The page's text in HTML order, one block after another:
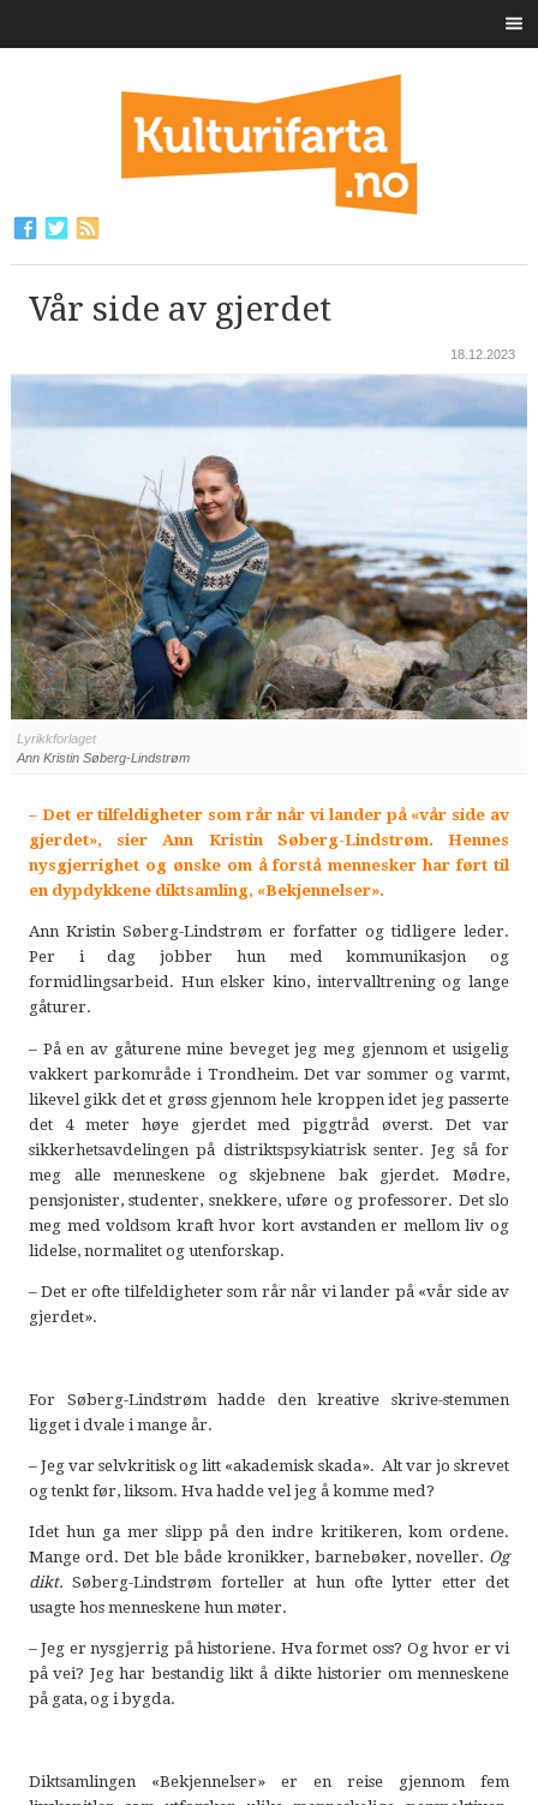
Vår side av gjerdet
18.12.2023
Lyrikkforlaget
Ann Kristin Søberg-Lindstrøm
– Det er tilfeldigheter som rår når vi lander på «vår side av
gjerdet», sier Ann Kristin Søberg-Lindstrøm. Hennes
nysgjerrighet og ønske om å forstå mennesker har ført til
en dypdykkene diktsamling, «Bekjennelser».
Ann Kristin Søberg-Lindstrøm er forfatter og tidligere leder.
Per i dag jobber hun med kommunikasjon og
formidlingsarbeid. Hun elsker kino, intervalltrening og lange
gåturer.
– På en av gåturene mine beveget jeg meg gjennom et usigelig
vakkert parkområde i Trondheim. Det var sommer og varmt,
likevel gikk det et grøss gjennom hele kroppen idet jeg passerte
det 4 meter høye gjerdet med piggtråd øverst. Det var
sikkerhetsavdelingen på distriktspsykiatrisk senter. Jeg så for
meg alle menneskene og skjebnene bak gjerdet. Mødre,
pensjonister, studenter, snekkere, uføre og professorer. Det slo
meg med voldsom kraft hvor kort avstanden er mellom liv og
lidelse, normalitet og utenforskap.
– Det er ofte tilfeldigheter som rår når vi lander på «vår side av
gjerdet».
For Søberg-Lindstrøm hadde den kreative skrive-stemmen
ligget i dvale i mange år.
– Jeg var selvkritisk og litt «akademisk skada». Alt var jo skrevet
og tenkt før, liksom. Hva hadde vel jeg å komme med?
Idet hun ga mer slipp på den indre kritikeren, kom ordene.
Mange ord. Det ble både kronikker, barnebøker, noveller. Og
dikt.Søberg-Lindstrøm forteller at hun ofte lytter etter det
usagte hos menneskene hun møter.
– Jeg er nysgjerrig på historiene. Hva formet oss? Og hvor er vi
på vei? Jeg har bestandig likt å dikte historier om menneskene
på gata, og i bygda.
Diktsamlingen «Bekjennelser» er en reise gjennom fem